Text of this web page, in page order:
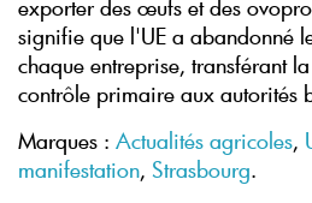
exporter des œufs et des
signifie que l'UE a abandonné
chaque entreprise, transférant
contrôle primaire aux autorités
Marques : Actualités agricoles,
manifestation, Strasbourg.